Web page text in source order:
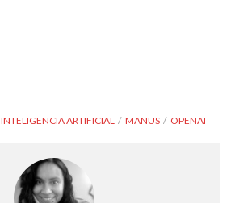
INTELIGENCIA ARTIFICIAL MANUS OPENAI